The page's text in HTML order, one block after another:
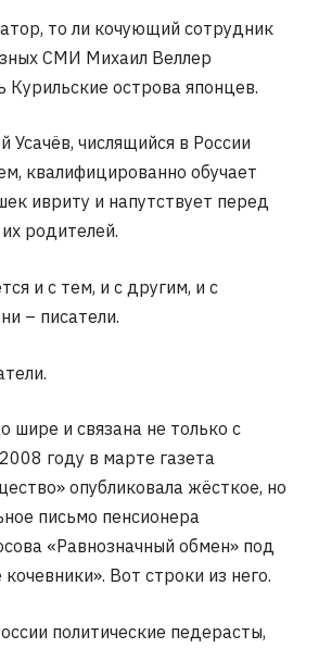
то ли кочующий сотрудник
СМИ Михаил Веллер
Курильские острова японцев.
Усачёв, числящийся в России
квалифицированно обучает
ивриту и напутствует перед
родителей.
и с тем, и с другим, и с
– писатели.
шире и связана не только с
году в марте газета
опубликовала жёсткое, но
письмо пенсионера
«Равнозначный обмен» под
Вот строки из него.
политические педерасты,